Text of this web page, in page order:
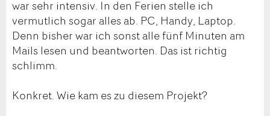
war sehr intensiv. In den Ferien stelle ich
vermutlich sogar alles ab. PC, Handy, Laptop.
Denn bisher war ich sonst alle fünf Minuten am
Mails lesen und beantworten. Das ist richtig
schlimm.
Konkret. Wie kam es zu diesem Projekt?